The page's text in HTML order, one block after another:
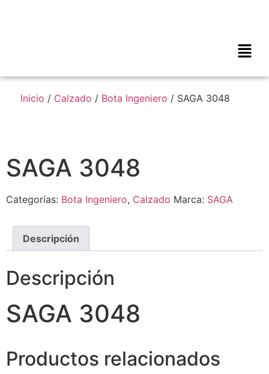
Inicio / Calzado / Bota Ingeniero / SAGA 3048
SAGA 3048
Categorías: Bota Ingeniero, Calzado Marca: SAGA
Descripción
Descripción
SAGA 3048
Productos relacionados